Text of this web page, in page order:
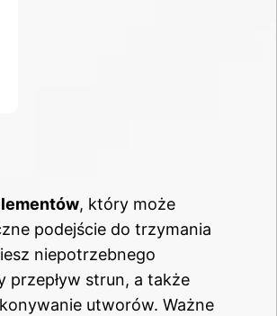
, który może
podejście do trzymania
niepotrzebnego
strun, a także
utworów. Ważne